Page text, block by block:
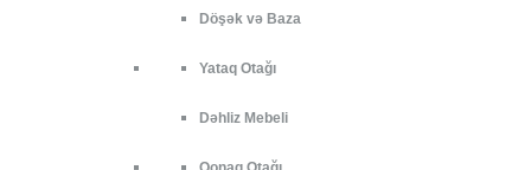
Döşək və Baza
Yataq Otağı
Dəhliz Mebeli